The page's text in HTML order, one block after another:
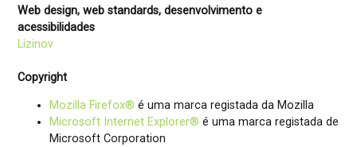
Web design, web standards, desenvolvimento e
acessibilidades
Lizinov
Copyright
Mozilla Firefox® é uma marca registada da Mozilla
Microsoft Internet Explorer®é uma marca registada de
Microsoft Corporation